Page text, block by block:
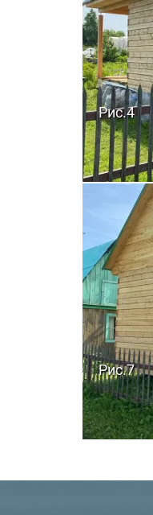
Рис.4
Рис.7